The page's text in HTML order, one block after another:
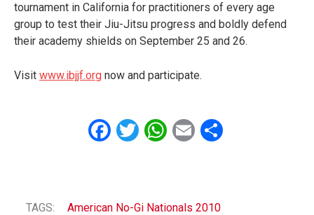
tournament in California for practitioners of every age
group to test their Jiu-Jitsu progress and boldly defend
their academy shields on September 25 and 26.
Visit www.ibjjf.org now and participate.
Facebook
Twitter
WhatsApp
EmailShare
TAGS:
American No-Gi Nationals 2010